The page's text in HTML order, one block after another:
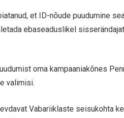
et ID-nõude puudumine
ebaseaduslikel
oma kampaaniakõnes
valimisi.
Vabariiklaste seisukohta